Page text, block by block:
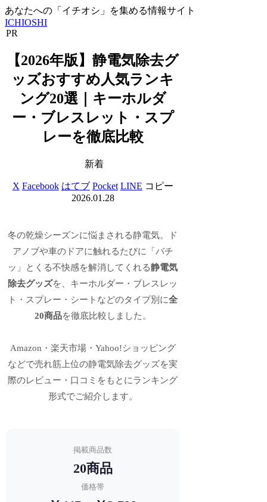
あなたへの「イチオシ」を集める情報サイト
ICHIOSHI
PR
【2026年版】静電気除去グ
ッズおすすめ人気ランキ
ング20選｜キーホルダ
ー・ブレスレット・スプ
レーを徹底比較
新着
X Facebook はてブ Pocket LINE コピー
2026.01.28
冬の乾燥シーズンに悩まされる静電気。ド
アノブや車のドアに触れるたびに「バチ
ッ」とくる不快感を解消してくれる静電気
除去グッズを、キーホルダー・ブレスレッ
ト・スプレー・シートなどのタイプ別に全
20商品を徹底比較しました。
Amazon・楽天市場・Yahoo!ショッピング
などで売れ筋上位の静電気除去グッズを実
際のレビュー・口コミをもとにランキング
形式でご紹介します。
掲載商品数
20商品
価格帯